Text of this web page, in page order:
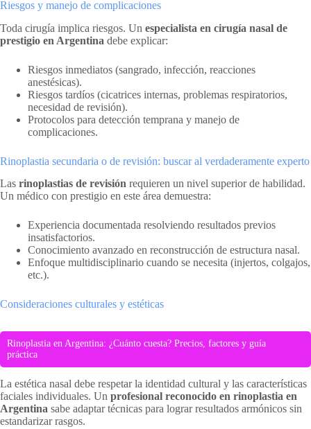
Riesgos y manejo de complicaciones
Toda cirugía implica riesgos. Un especialista en cirugía nasal de
prestigio en Argentina debe explicar:
Riesgos inmediatos (sangrado, infección, reacciones
anestésicas).
Riesgos tardíos (cicatrices internas, problemas respiratorios,
necesidad de revisión).
Protocolos para detección temprana y manejo de
complicaciones.
Rinoplastia secundaria o de revisión: buscar al verdaderamente experto
Las rinoplastias de revisión requieren un nivel superior de habilidad.
Un médico con prestigio en este área demuestra:
Experiencia documentada resolviendo resultados previos
insatisfactorios.
Conocimiento avanzado en reconstrucción de estructura nasal.
Enfoque multidisciplinario cuando se necesita (injertos, colgajos,
etc.).
Consideraciones culturales y estéticas
Rinoplastia en Argentina: ¿Cuánto cuesta? Precios, factores y guía
práctica
La estética nasal debe respetar la identidad cultural y las características
faciales individuales. Un profesional reconocido en rinoplastia en
Argentina sabe adaptar técnicas para lograr resultados armónicos sin
estandarizar rasgos.